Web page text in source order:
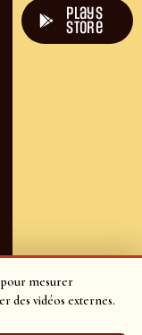
pour mesurer
des vidéos externes.
plays
store